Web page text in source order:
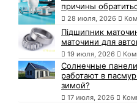
причины
28 июля, 2026
Підшипник
маточини для
19 июля, 2026
Солнечные
работают в
зимой?
17 июля, 2026